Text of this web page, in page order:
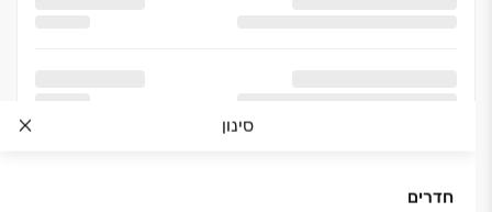
סינון
חדרים